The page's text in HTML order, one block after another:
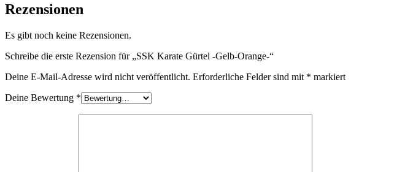
Rezensionen
Es gibt noch keine Rezensionen.
Schreibe die erste Rezension für „SSK Karate Gürtel -Gelb-Orange-“
Deine E-Mail-Adresse wird nicht veröffentlicht. Erforderliche Felder sind mit * markiert
Deine Bewertung *